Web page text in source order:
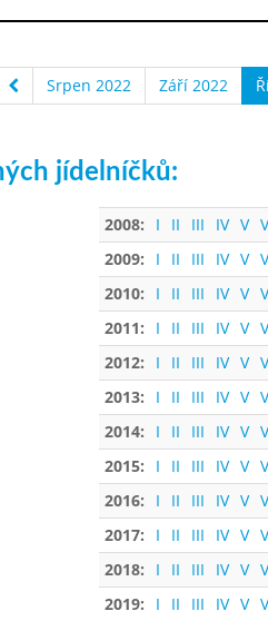
Srpen 2022 Září 2022
jídelníčků:
2008: I II III IV V
2009:
I II III IV V
2010:
I II III IV V
2011:
I II III IV V
2012:
I II III IV V
2013:
I II III IV V
2014:
I II III IV V
2015:
I II III IV V
2016:
I II III IV V
2017:
I II III IV V
2018:
I II III IV V
2019:
I II III IV V